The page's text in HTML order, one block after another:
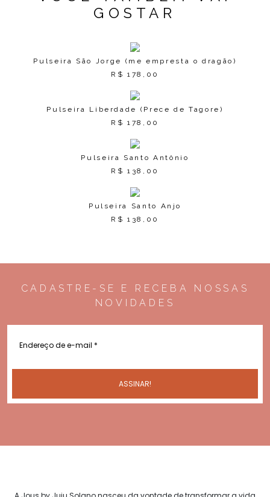
GOSTAR
Pulseira São Jorge (me empresta o dragão)
R$ 178,00
Pulseira Liberdade (Prece de Tagore)
R$ 178,00
Pulseira Santo Antônio
R$ 138,00
Pulseira Santo Anjo
R$ 138,00
CADASTRE-SE E RECEBA NOSSAS
NOVIDADES